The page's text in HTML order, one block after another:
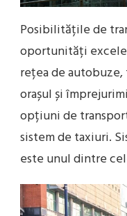
Posibilitățile de
oportunități
rețea de
orașul și
opțiuni de
sistem de taxiuri.
este unul dintre